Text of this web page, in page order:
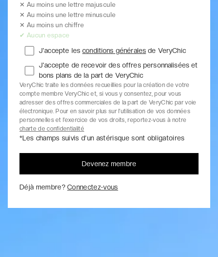
✕ Au moins une lettre majuscule
✕ Au moins une lettre minuscule
✕ Au moins un chiffre
✔ Aucun espace
J'accepte lesconditions générales de VeryChic
J'accepte de recevoir des offres personnalisées et
bons plans de la part de VeryChic
VeryChic traite les données recueillies pour la création de votre
compte membre VeryChic et, si vous y consentez, pour vous
adresser des offres commerciales de la part de VeryChic par voie
électronique. Pour en savoir plus sur l’utilisation de vos données
personnelles et l’exercice de vos droits, reportez-vous à notre
charte de confidentialité
*Les champs suivis d’un astérisque sont obligatoires
Devenez membre
Déjà membre?Connectez-vous